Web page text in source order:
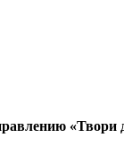
«Твори